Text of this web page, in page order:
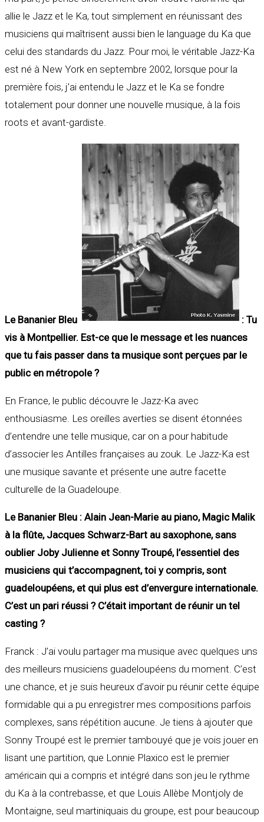
allie le Jazz et le Ka, tout simplement en réunissant des
musiciens qui maîtrisent aussi bien le language du Ka que
celui des standards du Jazz. Pour moi, le véritable Jazz-Ka
est né à New York en septembre 2002, lorsque pour la
première fois, j’ai entendu le Jazz et le Ka se fondre
totalement pour donner une nouvelle musique, à la fois
roots et avant-gardiste.
Le Bananier Bleu
: Tu
vis à Montpellier. Est-ce que le message et les nuances
que tu fais passer dans ta musique sont perçues par le
public en métropole ?
En France, le public découvre le Jazz-Ka avec
enthousiasme. Les oreilles averties se disent étonnées
d’entendre une telle musique, car on a pour habitude
d’associer les Antilles françaises au zouk. Le Jazz-Ka est
une musique savante et présente une autre facette
culturelle de la Guadeloupe.
Le Bananier Bleu : Alain Jean-Marie au piano, Magic Malik
à la flûte, Jacques Schwarz-Bart au saxophone, sans
oublier Joby Julienne et Sonny Troupé, l’essentiel des
musiciens qui t’accompagnent, toi y compris, sont
guadeloupéens, et qui plus est d’envergure internationale.
C’est un pari réussi ? C’était important de réunir un tel
casting ?
Franck : J’ai voulu partager ma musique avec quelques uns
des meilleurs musiciens guadeloupéens du moment. C’est
une chance, et je suis heureux d’avoir pu réunir cette équipe
formidable qui a pu enregistrer mes compositions parfois
complexes, sans répétition aucune. Je tiens à ajouter que
Sonny Troupé est le premier tambouyé que je vois jouer en
lisant une partition, que Lonnie Plaxico est le premier
américain qui a compris et intégré dans son jeu le rythme
du Ka à la contrebasse, et que Louis Allèbe Montjoly de
Montaigne, seul martiniquais du groupe, est pour beaucoup